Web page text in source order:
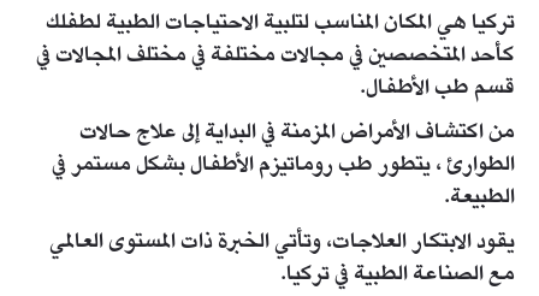
تركيا هي المكان المناسب لتلبية الاحتياجات الطبية لطفلك
كأحد المتخصصين في مجالات مختلفة في مختلف المجالات في
قسم طب الأطفال.
من اكتشاف الأمراض المزمنة في البداية إلى علاج حالات
الطوارئ ، يتطور طب روماتيزم الأطفال بشكل مستمر في
الطبيعة.
يقود الابتكار العلاجات، وتأتي الخبرة ذات المستوى العالمي
مع الصناعة الطبية في تركيا.